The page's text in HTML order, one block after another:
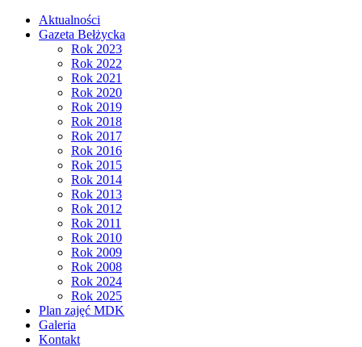
Aktualności
Gazeta Bełżycka
Rok 2023
Rok 2022
Rok 2021
Rok 2020
Rok 2019
Rok 2018
Rok 2017
Rok 2016
Rok 2015
Rok 2014
Rok 2013
Rok 2012
Rok 2011
Rok 2010
Rok 2009
Rok 2008
Rok 2024
Rok 2025
Plan zajęć MDK
Galeria
Kontakt